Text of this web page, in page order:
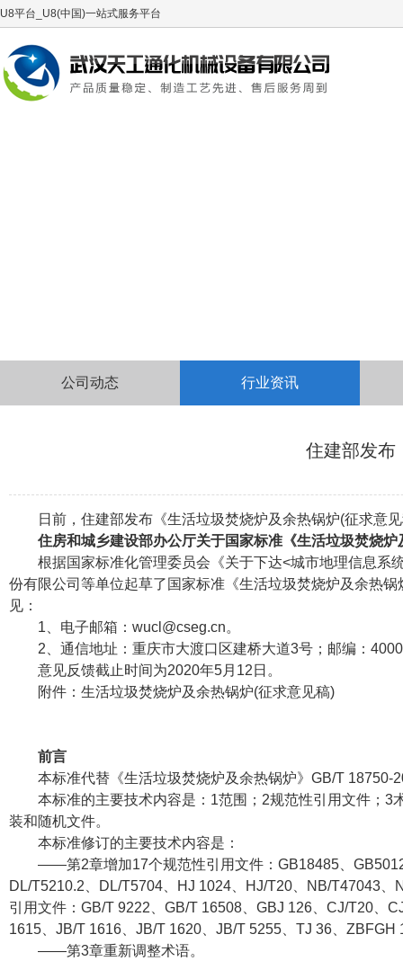
U8平台_U8(中国)一站式服务平台
公司动态 行业资讯
住建部发布
日前，住建部发布《生活垃圾焚烧炉及余热锅炉(征求意
住房和城乡建设部办公厅关于国家标准《生活垃圾焚烧
根据国家标准化管理委员会《关于下达<城市地理信息系
份有限公司等单位起草了国家标准《生活垃圾焚烧炉及余热
见：
1、电子邮箱：wucl@cseg.cn。
2、通信地址：重庆市大渡口区建桥大道3号；邮编：
意见反馈截止时间为2020年5月12日。
附件：生活垃圾焚烧炉及余热锅炉(征求意见稿)
前言
本标准代替《生活垃圾焚烧炉及余热锅炉》GB/T 18750-
本标准的主要技术内容是：1范围；2规范性引用文件；
装和随机文件。
本标准修订的主要技术内容是：
——第2章增加17个规范性引用文件：GB18485、
DL/T5210.2、DL/T5704、HJ 1024、HJ/T20、NB/T47043
引用文件：GB/T 9222、GB/T 16508、GBJ 126、CJ/T20、
1615、JB/T 1616、JB/T 1620、JB/T 5255、TJ 36、
——第3章重新调整术语。